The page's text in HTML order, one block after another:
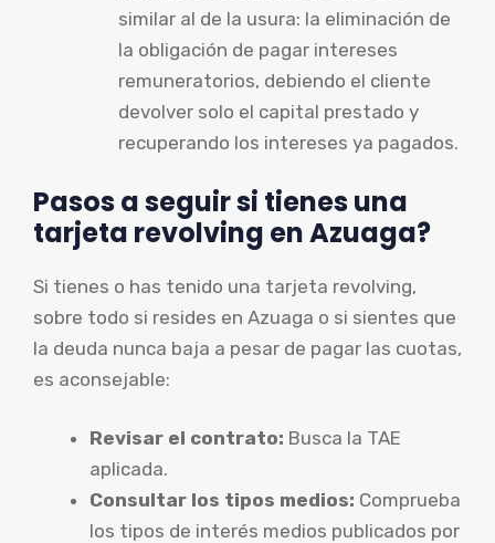
similar al de la usura: la eliminación de
la obligación de pagar intereses
remuneratorios, debiendo el cliente
devolver solo el capital prestado y
recuperando los intereses ya pagados.
Pasos a seguir si tienes una
tarjeta revolving en Azuaga?
Si tienes o has tenido una tarjeta revolving,
sobre todo si resides en Azuaga o si sientes que
la deuda nunca baja a pesar de pagar las cuotas,
es aconsejable:
Revisar el contrato: Busca la TAE
aplicada.
Consultar los tipos medios: Comprueba
los tipos de interés medios publicados por